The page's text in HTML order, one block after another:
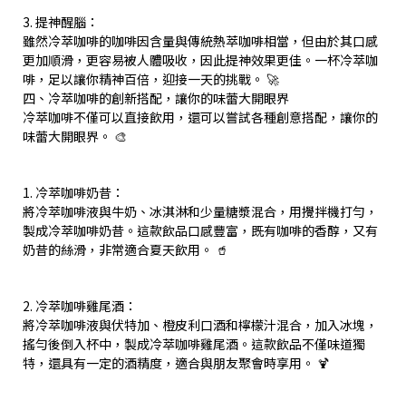
3. 提神醒腦：
雖然冷萃咖啡的咖啡因含量與傳統熱萃咖啡相當，但由於其口感
更加順滑，更容易被人體吸收，因此提神效果更佳。一杯冷萃咖
啡，足以讓你精神百倍，迎接一天的挑戰。 🚀
四、冷萃咖啡的創新搭配，讓你的味蕾大開眼界
冷萃咖啡不僅可以直接飲用，還可以嘗試各種創意搭配，讓你的
味蕾大開眼界。 🎨
1. 冷萃咖啡奶昔：
將冷萃咖啡液與牛奶、冰淇淋和少量糖漿混合，用攪拌機打勻，
製成冷萃咖啡奶昔。這款飲品口感豐富，既有咖啡的香醇，又有
奶昔的絲滑，非常適合夏天飲用。 🥤
2. 冷萃咖啡雞尾酒：
將冷萃咖啡液與伏特加、橙皮利口酒和檸檬汁混合，加入冰塊，
搖勻後倒入杯中，製成冷萃咖啡雞尾酒。這款飲品不僅味道獨
特，還具有一定的酒精度，適合與朋友聚會時享用。 🍹